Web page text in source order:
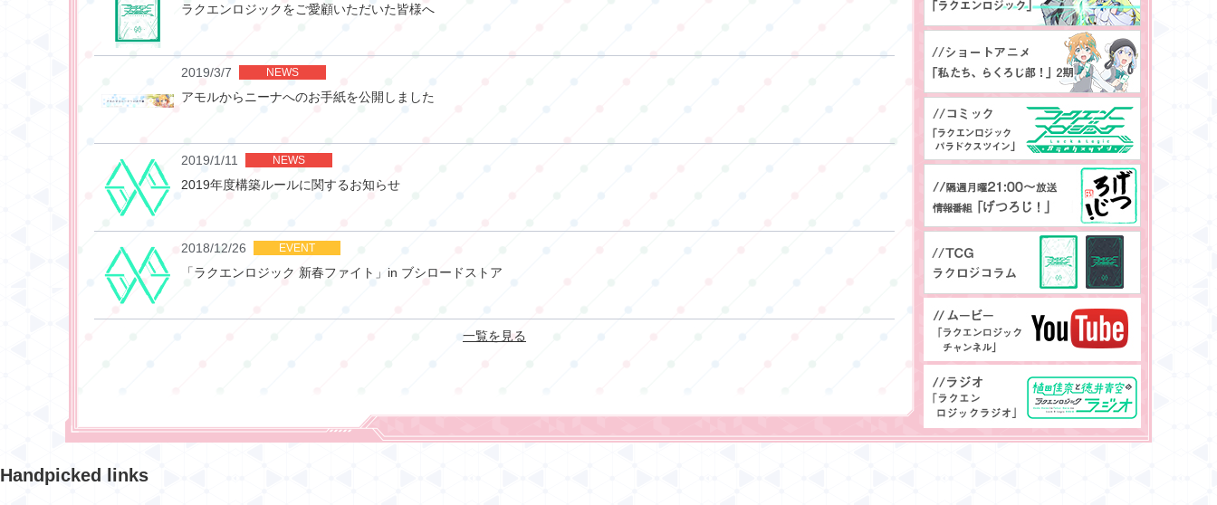
ラクエンロジックをご愛顧いただいた皆様へ
2019/3/7 NEWS
アモルからニーナへのお手紙を公開しました
2019/1/11 NEWS
2019年度構築ルールに関するお知らせ
2018/12/26 EVENT
「ラクエンロジック 新春ファイト」in ブシロードストア
一覧を見る
Handpicked links